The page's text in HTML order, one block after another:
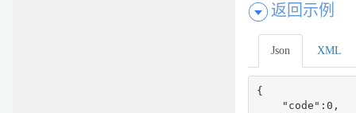
返回示例
Json XML
{
    "code":0,